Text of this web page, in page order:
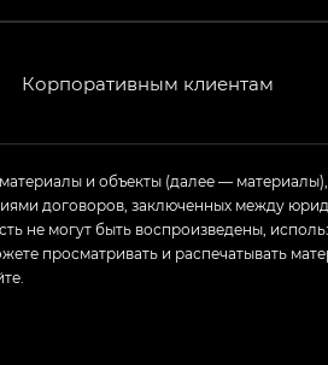
Корпоративным клиентам
и объекты (далее —
договоров, заключенных между
не могут быть воспроизведены,
просматривать и распечатывать